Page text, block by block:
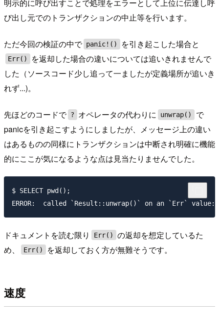
明示的に呼び出すことで処理をエラーとして上位に伝達し呼
び出し元でのトランザクションの中止等を行います。
ただ今回の検証の中で panic!() を引き起こした場合と
Err()
を返却した場合の違いについては追いきれませんで
した（ソースコード少し追って一ましたが定義場所が追いき
れず...)。
先ほどのコードで ? オペレータの代わりに unwrap()
で
panicを引き起こすようにしましたが、メッセージ上の違い
はあるものの同様にトランザクションは中断され明確に機能
的にここが気になるような点は見当たりませんでした。
$ SELECT pwd();
ドキュメントを読む限り Err()
の返却を想定しているた
め、
Err() を返却しておく方が無難そうです。
速度